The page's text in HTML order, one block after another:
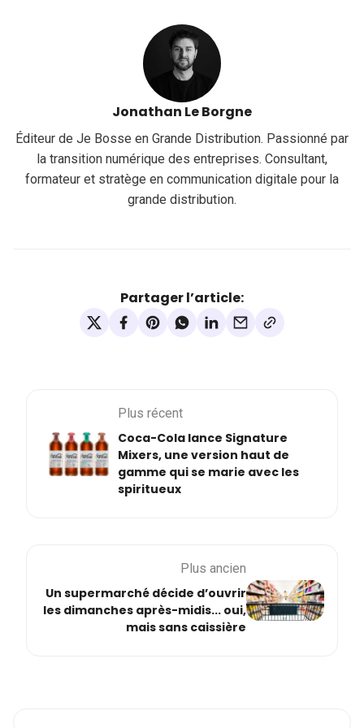
Jonathan Le Borgne
Éditeur de Je Bosse en Grande Distribution. Passionné par
la transition numérique des entreprises. Consultant,
formateur et stratège en communication digitale pour la
grande distribution.
Partager l’article:
Plus récent
Coca-Cola lance Signature
Mixers, une version haut de
gamme qui se marie avec les
spiritueux
Plus ancien
Un supermarché décide d’ouvrir
les dimanches après-midis... oui,
mais sans caissière